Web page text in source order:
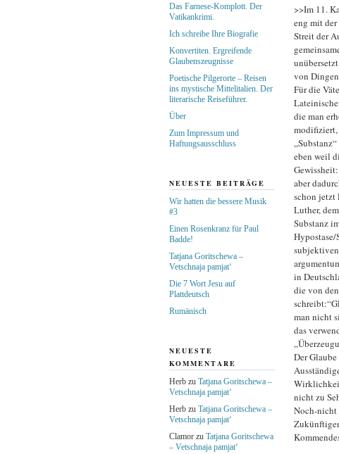
>>Im 11.
eng mit der
Streit der
von
Für die
die man
modifiziert,
eben weil
aber
schon jetzt
Luther,
Substanz
in
die von
man nicht
das
Der
nicht zu
Noch-nicht
Das Farnese-Komplott. Der
Vatikankrimi.
Ich schreibe Ihre Biografie
Konvertiten. Ergreifende
Glaubenszeugnisse
Poetische Pilgerorte – Reisen
ins mystische Mittelitalien. Der
literarische Reiseführer.
Über
Zum Impressum und
Haftungsausschluss
NEUESTE BEITRÄGE
Wir hatten die bessere Musik
#3
Einen Rosenkranz für Paul
Badde!
Tatjana Goritschewa –
Vetschnaja pamjat‘
Die 7 Wort Jesu auf
Plattdeutsch
Rumänisch
NEUESTE
KOMMENTARE
Herbzu Tatjana Goritschewa –
Vetschnaja pamjat‘
Herbzu Tatjana Goritschewa –
Vetschnaja pamjat‘
Clamorzu Tatjana Goritschewa
– Vetschnaja pamjat‘